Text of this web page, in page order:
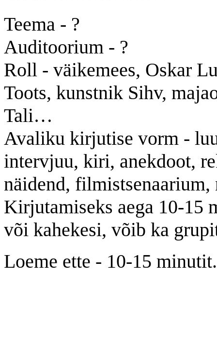
Teema - ?
Auditoorium - ?
Roll - väikemees, Oskar
Toots, kunstnik Sihv,
Tali…
Avaliku kirjutise vorm -
intervjuu, kiri, anekdoot,
näidend,
Kirjutamiseks aega 10-15
või kahekesi, võib ka
Loeme ette - 10-15 minutit.